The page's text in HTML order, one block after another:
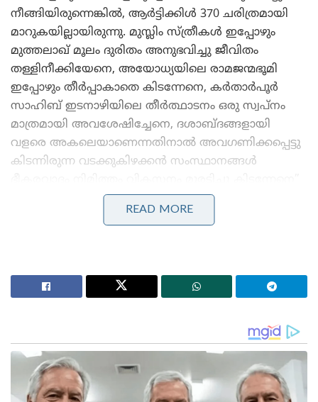
നീങ്ങിയിരുന്നെങ്കിൽ, ആർട്ടിക്കിൾ 370 ചരിത്രമായി
മാറുകയില്ലായിരുന്നു. മുസ്ലിം സ്ത്രീകൾ ഇപ്പോഴും
മുത്തലാഖ് മൂലം ദുരിതം അനുഭവിച്ചു ജീവിതം
തള്ളിനീക്കിയേനെ, അയോധ്യയിലെ രാമജന്മഭൂമി
ഇപ്പോഴും തീർപ്പാകാതെ കിടന്നേനെ, കർതാർപൂർ
സാഹിബ് ഇടനാഴിയിലെ തീർത്ഥാടനം ഒരു സ്വപ്നം
മാത്രമായി അവശേഷിച്ചേനെ, ദശാബ്ദങ്ങളായി
വളരെ അകലെയാണെന്നതിനാൽ അവഗണിക്കപ്പെട്ടു
കിടന്നിരുന്ന വടക്കുകിഴക്കൻ സംസ്ഥാനങ്ങൾ
എന്നിങ്ങനെ ബിജെപി ഭരണകാലത്തെ നേട്ടങ്ങൾ
എണ്ണി എണ്ണി പറഞ്ഞുകൊണ്ടാണ് പ്രധാനമന്ത്രി
Stories you may like
സിഎടി ; നടപടി കോടതി ഉത്തരവ് ലംഘിച്ചതിനെ
തുടർന്ന്
തീവ്രവാദത്തിന്റെ വെടിയൊച്ചകളിൽ നിന്ന്
വികസനത്തിന്റെ കാഹളത്തിലേക്ക്; കശ്മീർ
READ MORE